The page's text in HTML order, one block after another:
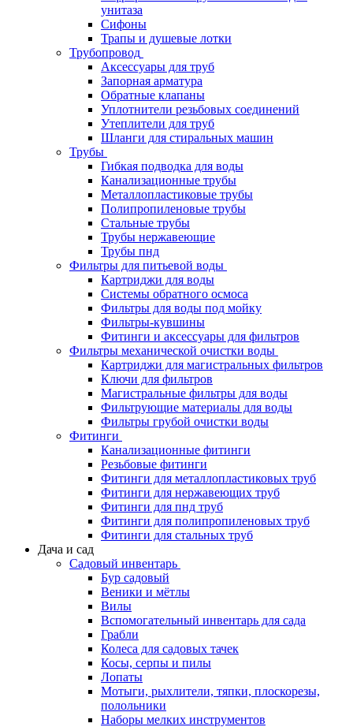
унитаза
Сифоны
Трапы и душевые лотки
Трубопровод
Аксессуары для труб
Запорная арматура
Обратные клапаны
Уплотнители резьбовых соединений
Утеплители для труб
Шланги для стиральных машин
Трубы
Гибкая подводка для воды
Канализационные трубы
Металлопластиковые трубы
Полипропиленовые трубы
Стальные трубы
Трубы нержавеющие
Трубы пнд
Фильтры для питьевой воды
Картриджи для воды
Системы обратного осмоса
Фильтры для воды под мойку
Фильтры-кувшины
Фитинги и аксессуары для фильтров
Фильтры механической очистки воды
Картриджи для магистральных фильтров
Ключи для фильтров
Магистральные фильтры для воды
Фильтрующие материалы для воды
Фильтры грубой очистки воды
Фитинги
Канализационные фитинги
Резьбовые фитинги
Фитинги для металлопластиковых труб
Фитинги для нержавеющих труб
Фитинги для пнд труб
Фитинги для полипропиленовых труб
Фитинги для стальных труб
Дача и сад
Садовый инвентарь
Бур садовый
Веники и мётлы
Вилы
Вспомогательный инвентарь для сада
Грабли
Колеса для садовых тачек
Косы, серпы и пилы
Лопаты
Мотыги, рыхлители, тяпки, плоскорезы,
полольники
Наборы мелких инструментов